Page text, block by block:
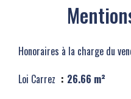
Honoraires à la charge du
Loi Carrez
26.66 m²